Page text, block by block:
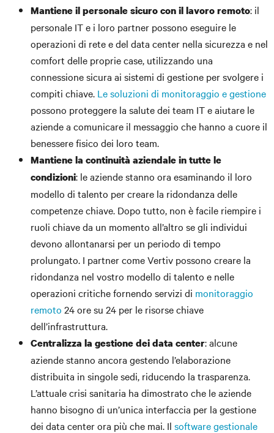
Mantiene il personale sicuro con il lavoro remoto: il
personale IT e i loro partner possono eseguire le
operazioni di rete e del data center nella sicurezza e nel
comfort delle proprie case, utilizzando una
connessione sicura ai sistemi di gestione per svolgere i
compiti chiave. Le soluzioni di monitoraggio e gestione
possono proteggere la salute dei team IT e aiutare le
aziende a comunicare il messaggio che hanno a cuore il
benessere fisico dei loro team.
Mantiene la continuità aziendale in tutte le
condizioni: le aziende stanno ora esaminando il loro
modello di talento per creare la ridondanza delle
competenze chiave. Dopo tutto, non è facile riempire i
ruoli chiave da un momento all’altro se gli individui
devono allontanarsi per un periodo di tempo
prolungato. I partner come Vertiv possono creare la
ridondanza nel vostro modello di talento e nelle
operazioni critiche fornendo servizi di monitoraggio
remoto 24 ore su 24 per le risorse chiave
dell’infrastruttura.
Centralizza la gestione dei data center: alcune
aziende stanno ancora gestendo l’elaborazione
distribuita in singole sedi, riducendo la trasparenza.
L’attuale crisi sanitaria ha dimostrato che le aziende
hanno bisogno di un’unica interfaccia per la gestione
dei data center ora più che mai. Il software gestionale